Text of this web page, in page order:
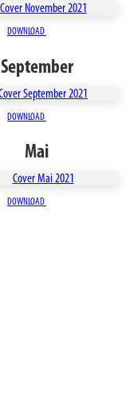
DOWNLOAD
September
DOWNLOAD
Mai
DOWNLOAD